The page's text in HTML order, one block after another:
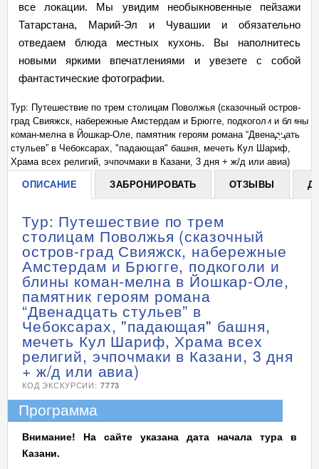
все локации. Мы увидим необыкновенные пейзажи
Татарстана, Марий-Эл и Чувашии и обязательно
отведаем блюда местных кухонь. Вы наполнитесь
новыми яркими впечатлениями и увезете с собой
фантастические фотографии.
+
Тур: Путешествие по трем столицам Поволжья (сказочный остров-
град Свияжск, набережные Амстердам и Брюгге, подкоголи и блины
коман-мелна в Йошкар-Оле, памятник героям романа “Двенадцать
стульев” в Чебоксарах, "падающая" башня, мечеть Кул Шариф,
Храма всех религий, эчпочмаки в Казани, 3 дня + ж/д или авиа)
ОПИСАНИЕ ЗАБРОНИРОВАТЬ ОТЗЫВЫ
Тур: Путешествие по трем
столицам Поволжья (сказочный
остров-град Свияжск, набережные
Амстердам и Брюгге, подкоголи и
блины коман-мелна в Йошкар-Оле,
памятник героям романа
“Двенадцать стульев” в
Чебоксарах, "падающая" башня,
мечеть Кул Шариф, Храма всех
религий, эчпочмаки в Казани, 3 дня
+ ж/д или авиа)
КОД ЭКСКУРСИИ: 7773
Программа
Внимание! На сайте указана дата начала тура в
Казани.